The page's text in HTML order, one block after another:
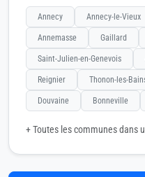
Annecy Annecy-le-Vieux
Annemasse Gaillard
Saint-Julien-en-Genevois
Reignier Thonon-les-
Douvaine Bonneville
+ Toutes les communes dans